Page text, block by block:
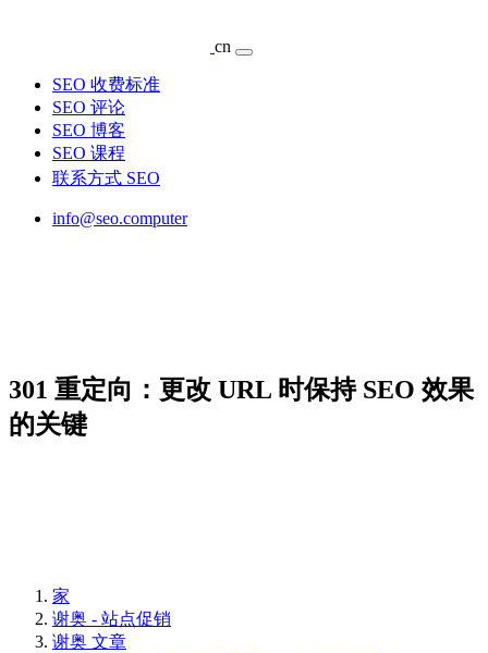
cn
SEO 收费标准
SEO 评论
SEO 博客
SEO 课程
联系方式 SEO
info@seo.computer
301 重定向：更改 URL 时保持 SEO 效果
的关键
家
谢奥 - 站点促销
谢奥 文章